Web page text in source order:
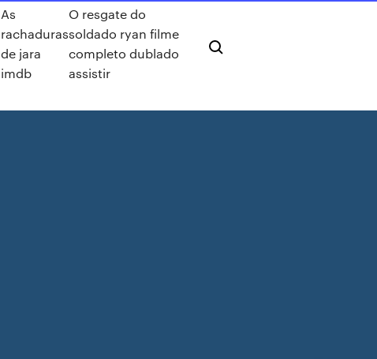
As
rachaduras
de jara
imdb
O resgate do
soldado ryan filme
completo dublado
assistir